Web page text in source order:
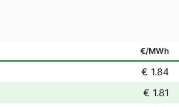
€/MWh
€ 1.84
€ 1.81